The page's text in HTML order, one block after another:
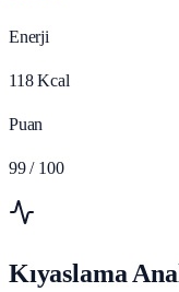
Enerji
118 Kcal
Puan
99 / 100
Kıyaslama